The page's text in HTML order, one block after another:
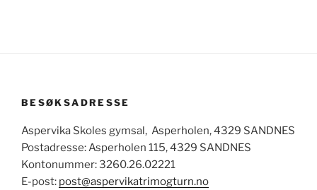
BESØKSADRESSE
Aspervika Skoles gymsal, Asperholen, 4329 SANDNES
Postadresse: Asperholen 115, 4329 SANDNES
Kontonummer: 3260.26.02221
E-post: post@aspervikatrimogturn.no